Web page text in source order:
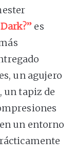
es
un agujero
un tapiz de
un entorno